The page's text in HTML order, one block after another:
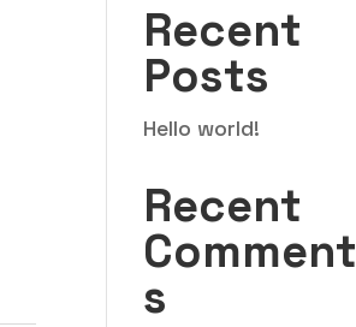
Recent
Posts
Hello world!
Recent
Comment
s